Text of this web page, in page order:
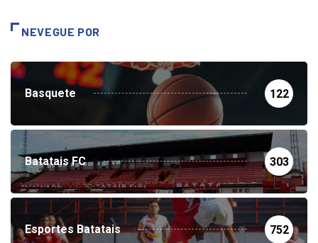
NEVEGUE POR
Basquete 122
Batatais FC 303
Esportes Batatais 752